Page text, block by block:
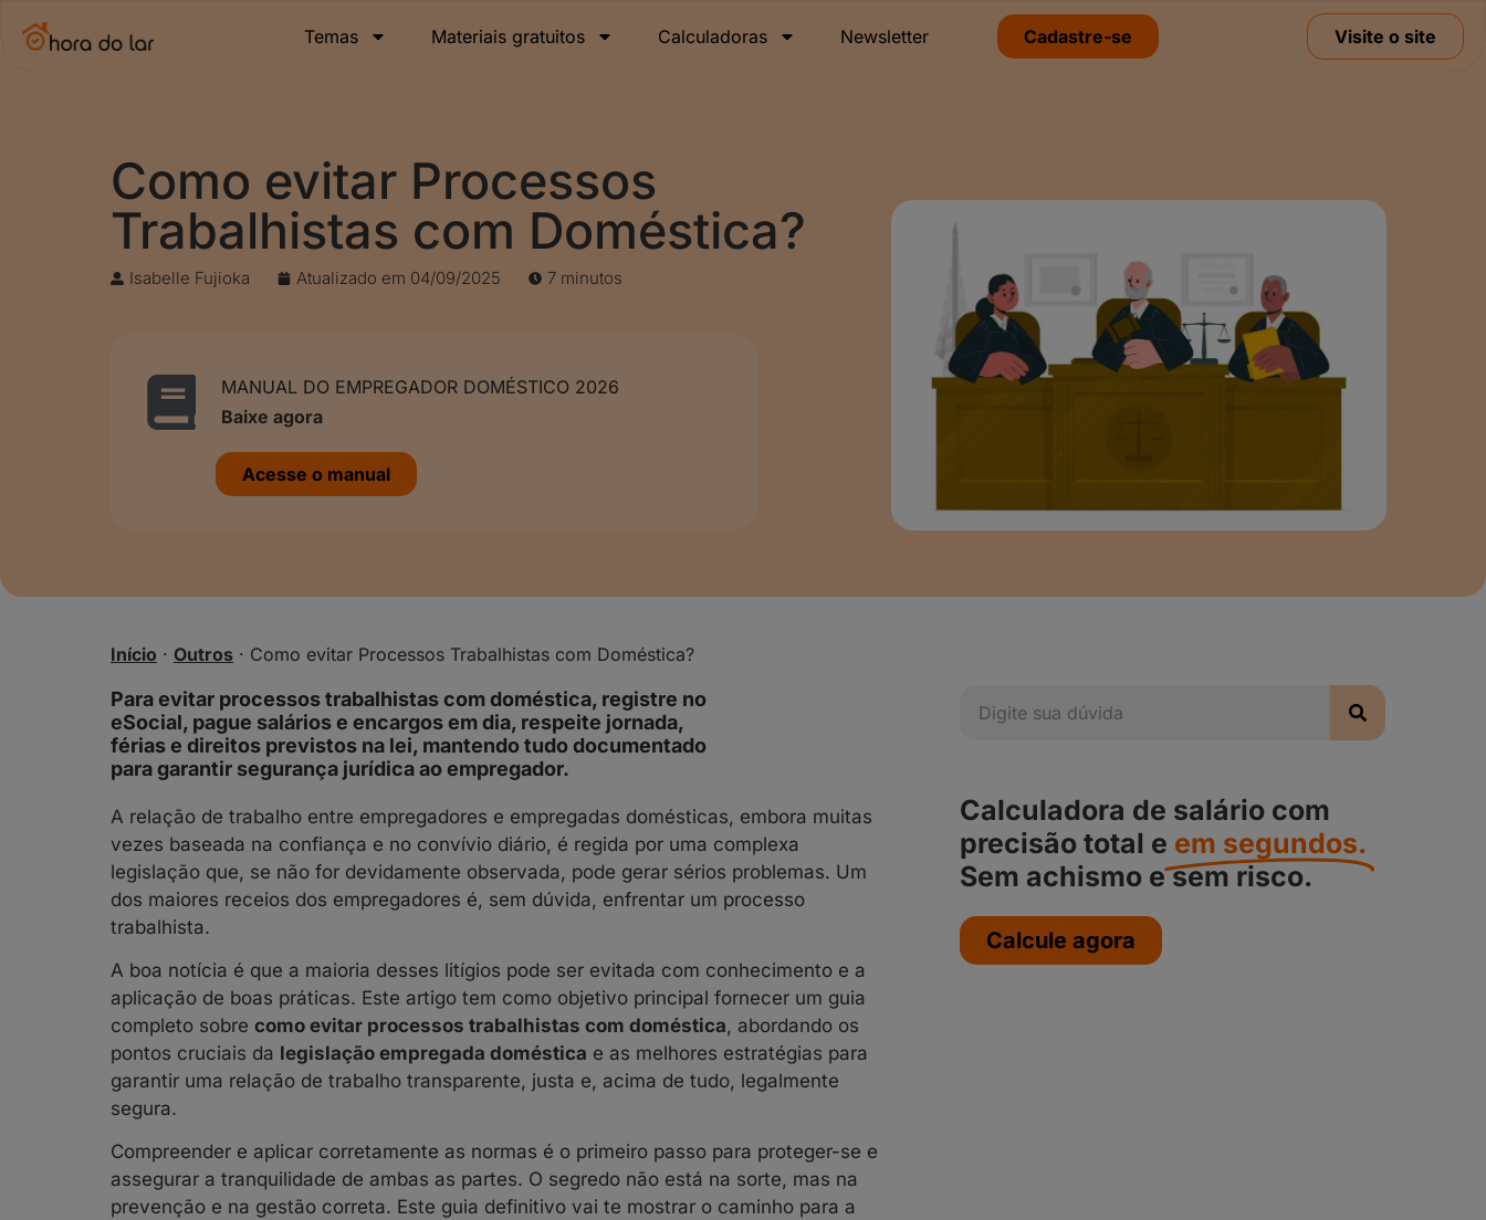
Temas Materiais gratuitos Calculadoras Newsletter Cadastre-se Visite o site
Como evitar Processos
Trabalhistas com Doméstica?
Isabelle Fujioka Atualizado em 04/09/2025 7 minutos
MANUAL DO EMPREGADOR DOMÉSTICO 2026
Baixe agora
Acesse o manual
Início · Outros · Como evitar Processos Trabalhistas com Doméstica?
Para evitar processos trabalhistas com doméstica, registre no
eSocial, pague salários e encargos em dia, respeite jornada,
férias e direitos previstos na lei, mantendo tudo documentado
para garantir segurança jurídica ao empregador.
A relação de trabalho entre empregadores e empregadas domésticas, embora muitas
vezes baseada na confiança e no convívio diário, é regida por uma complexa
legislação que, se não for devidamente observada, pode gerar sérios problemas. Um
dos maiores receios dos empregadores é, sem dúvida, enfrentar um processo
trabalhista.
A boa notícia é que a maioria desses litígios pode ser evitada com conhecimento e a
aplicação de boas práticas. Este artigo tem como objetivo principal fornecer um guia
completo sobre como evitar processos trabalhistas com doméstica, abordando os
pontos cruciais da legislação empregada doméstica e as melhores estratégias para
garantir uma relação de trabalho transparente, justa e, acima de tudo, legalmente
segura.
Compreender e aplicar corretamente as normas é o primeiro passo para proteger-se e
assegurar a tranquilidade de ambas as partes. O segredo não está na sorte, mas na
prevenção e na gestão correta. Este guia definitivo vai te mostrar o caminho para a
Calculadora de salário com
precisão total e em segundos.
Sem achismo e sem risco.
Calcule agora